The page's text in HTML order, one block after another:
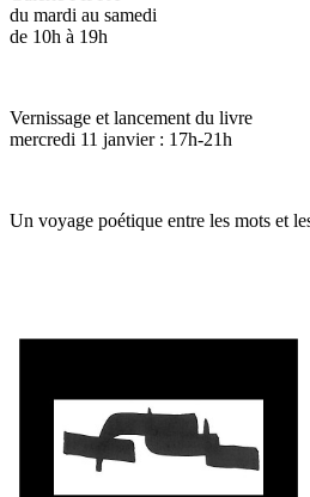
du mardi au samedi
de 10h à 19h
Vernissage et lancement du livre
mercredi 11 janvier : 17h-21h
Un voyage poétique entre les mots et